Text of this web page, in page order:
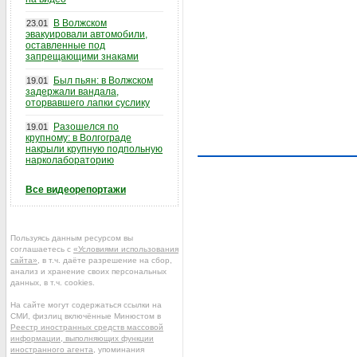
23.01
В Волжском
эвакуировали автомобили,
оставленные под
запрещающими знаками
19.01
Был пьян: в Волжском
задержали вандала,
оторвавшего лапки суслику
19.01
Разошелся по
крупному: в Волгограде
накрыли крупную подпольную
нарколабораторию
Все видеорепортажи
Пользуясь данным ресурсом вы
соглашаетесь с «Условиями использования
сайта» , в т.ч. даёте разрешение на сбор,
анализ и хранение своих персональных
данных, в т.ч. cookies.
На сайте могут содержаться ссылки на
СМИ, физлиц включённые Минюстом в
Реестр иностранных средств массовой
информации, выполняющих функции
иностранного агента , упоминания